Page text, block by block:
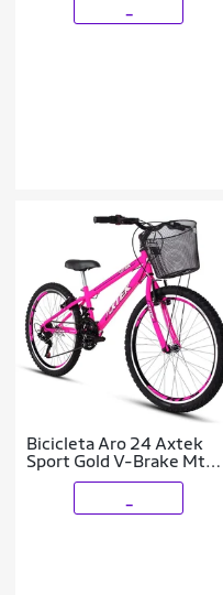
Bicicleta Aro 24 Axtek
Sport Gold V-Brake Mtb
21V Feminina